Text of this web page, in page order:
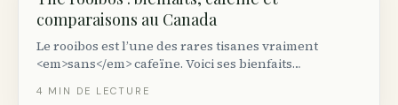
comparaisons au Canada
Le rooibos est l’une des rares tisanes vraiment
<em>sans</em> cafeïne. Voici ses bienfaits
café, et les marques disponibles au Canada.
4 MIN DE LECTURE